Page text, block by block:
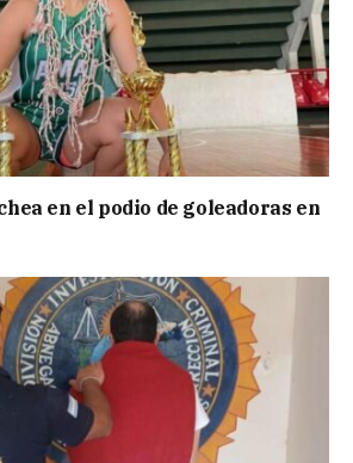
en el podio de goleadoras en